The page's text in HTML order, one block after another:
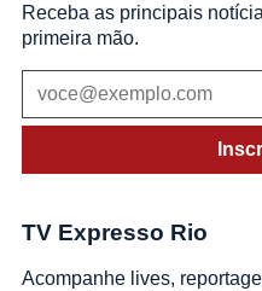
Receba as principais
primeira mão.
TV Expresso Rio
Acompanhe lives,